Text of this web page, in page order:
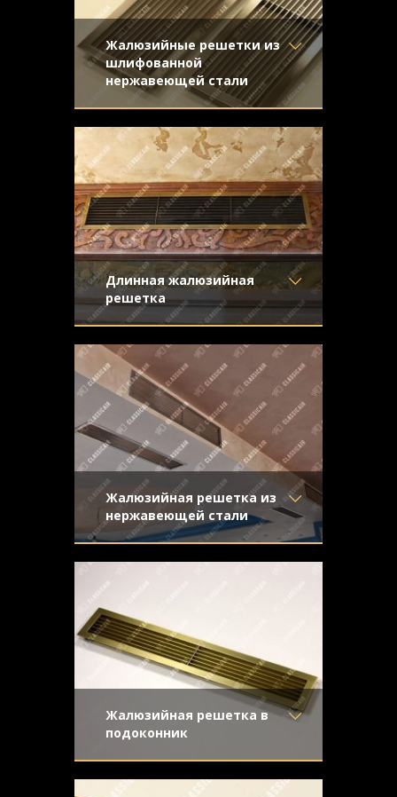
Жалюзийные решетки из
шлифованной
нержавеющей стали
Материал- Нержавеющая
сталь
Отделка- Шлифованная
нержавейка
Узор-
Конструкция- Жалюзи
стали для вентиляции. Отделка -
направленная шлифовка
Длинная жалюзийная
решетка
Материал- Латунь
Отделка- Старение с
эффектом затёртости
Узор
-
Конструкция- Жалюзи
из латуни со средним старением и
эффектом затертости
Жалюзийная решетка из
нержавеющей стали
Материал- Нержавеющая
сталь
нержавейка
Узор-
Конструкция- Жалюзи
направленная шлифовка
Жалюзийная решетка в
подоконник
Материал- Латунь
Отделка- Старение с